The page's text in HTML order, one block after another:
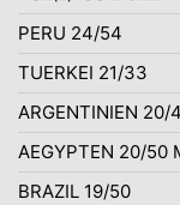
PERU 24/54
TUERKEI 21/33
ARGENTINIEN 20/
AEGYPTEN 20/50
BRAZIL 19/50